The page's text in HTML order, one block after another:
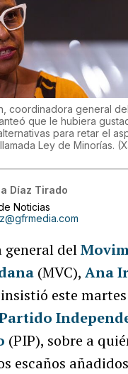
coordinadora general
que le hubiera
para retar el
Ley de Minorías. (
Díaz Tirado
Noticias
general del
(MVC), Ana
este
(PIP), sobre a
escaños